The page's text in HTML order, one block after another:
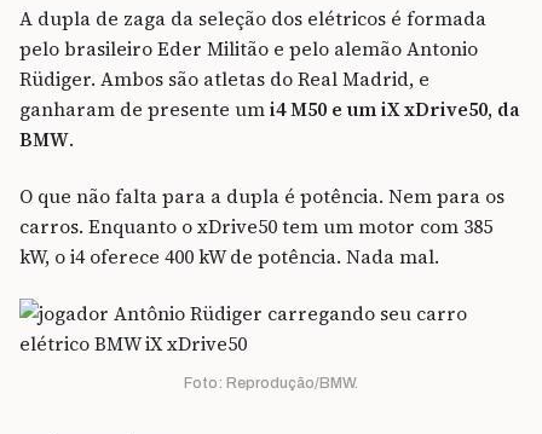
A dupla de zaga da seleção dos elétricos é formada
pelo brasileiro Eder Militão e pelo alemão Antonio
Rüdiger. Ambos são atletas do Real Madrid, e
ganharam de presente umi4 M50 e um iX xDrive50, da
BMW.
O que não falta para a dupla é potência. Nem para os
carros. Enquanto o xDrive50 tem um motor com 385
kW, o i4 oferece 400 kW de potência. Nada mal.
Foto: Reprodução/BMW.